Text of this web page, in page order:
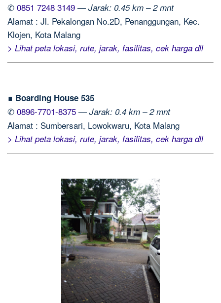
✆ 0851 7248 3149 — Jarak: 0.45 km – 2 mnt
Alamat : Jl. Pekalongan No.2D, Penanggungan, Kec.
Klojen, Kota Malang
> Lihat peta lokasi, rute, jarak, fasilitas, cek harga dll
∎ Boarding House 535
✆ 0896-7701-8375 — Jarak: 0.4 km – 2 mnt
Alamat : Sumbersari, Lowokwaru, Kota Malang
> Lihat peta lokasi, rute, jarak, fasilitas, cek harga dll